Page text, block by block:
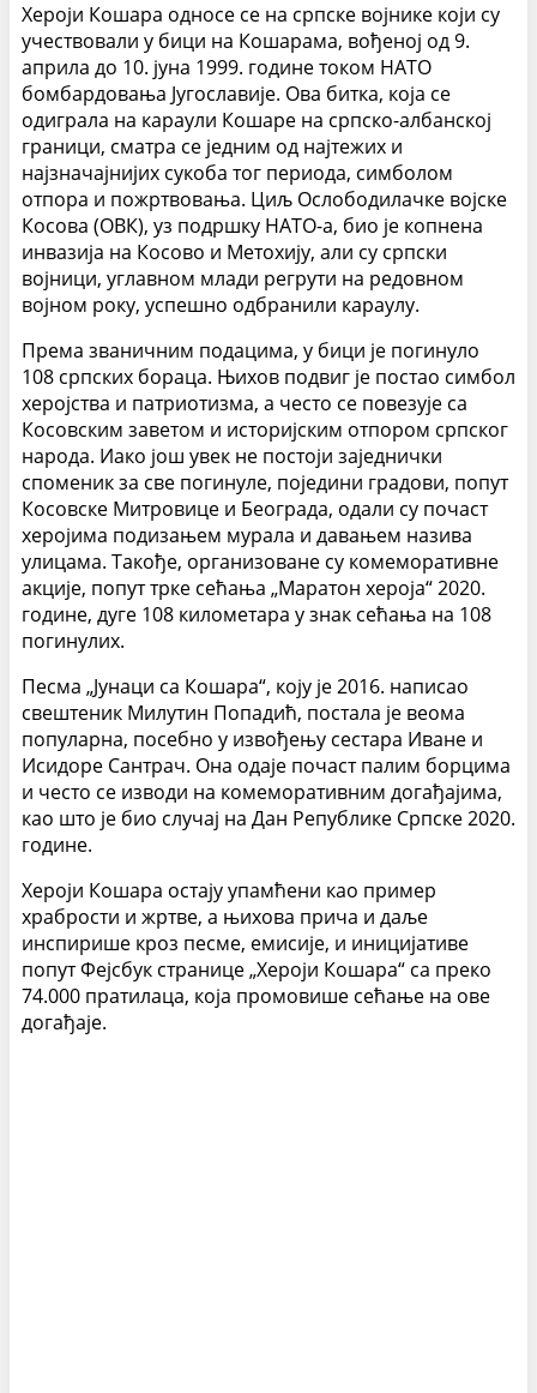
Хероји Кошара односе се на српске војнике који су
учествовали у бици на Кошарама, вођеној од 9.
априла до 10. јуна 1999. године током НАТО
бомбардовања Југославије. Ова битка, која се
одиграла на караули Кошаре на српско-албанској
граници, сматра се једним од најтежих и
најзначајнијих сукоба тог периода, симболом
отпора и пожртвовања. Циљ Ослободилачке војске
Косова (ОВК), уз подршку НАТО-а, био је копнена
инвазија на Косово и Метохију, али су српски
војници, углавном млади регрути на редовном
војном року, успешно одбранили караулу.
Према званичним подацима, у бици је погинуло
108 српских бораца. Њихов подвиг је постао симбол
херојства и патриотизма, а често се повезује са
Косовским заветом и историјским отпором српског
народа. Иако још увек не постоји заједнички
споменик за све погинуле, поједини градови, попут
Косовске Митровице и Београда, одали су почаст
херојима подизањем мурала и давањем назива
улицама. Такође, организоване су комеморативне
акције, попут трке сећања „Маратон хероја“ 2020.
године, дуге 108 километара у знак сећања на 108
погинулих.
Песма „Јунаци са Кошара“, коју је 2016. написао
свештеник Милутин Попадић, постала је веома
популарна, посебно у извођењу сестара Иване и
Исидоре Сантрач. Она одаје почаст палим борцима
и често се изводи на комеморативним догађајима,
као што је био случај на Дан Републике Српске 2020.
године.
Хероји Кошара остају упамћени као пример
храбрости и жртве, а њихова прича и даље
инспирише кроз песме, емисије, и иницијативе
попут Фејсбук странице „Хероји Кошара“ са преко
74.000 пратилаца, која промовише сећање на ове
догађаје.